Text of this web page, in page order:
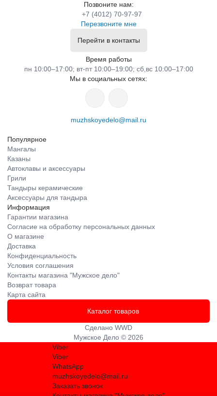
Позвоните нам:
+7 (4012) 70-97-97
Перезвоните мне
Перейти в контакты
Время работы
пн 10:00–17:00; вт-пт 10:00–19:00; сб,вс 10:00–17:00
Мы в социальных сетях:
muzhskoyedelo@mail.ru
Популярное
Мангалы
Казаны
Автоклавы и аксессуары
Грили
Тандыры керамические
Аксессуары для тандыра
Информация
Гарантии магазина
Согласие на обработку персональных данных
О магазине
Доставка
Конфиденциальность
Условия соглашения
Контакты магазина "Мужское дело"
Возврат товара
Карта сайта
Каталог товаров
Сделано WWD
Мужское Дело © 2026
Viber
Viber
WhatsApp
muzhskoyedelo@mail.ru
Заказать звонок